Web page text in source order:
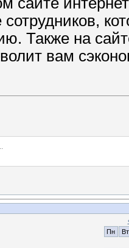
сотрудников,
Также на
вам
Пн
Вт